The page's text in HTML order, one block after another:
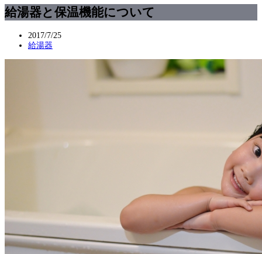
給湯器と保温機能について
2017/7/25
給湯器